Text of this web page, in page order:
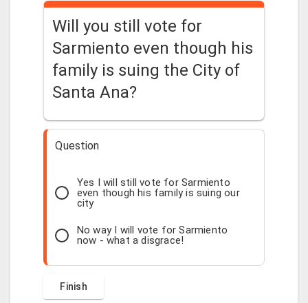
Will you still vote for
Sarmiento even though his
family is suing the City of
Santa Ana?
Question
Yes I will still vote for Sarmiento
even though his family is suing our
city
No way I will vote for Sarmiento
now - what a disgrace!